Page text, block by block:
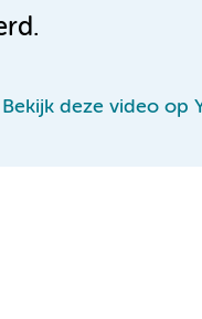
Bekijk deze video op